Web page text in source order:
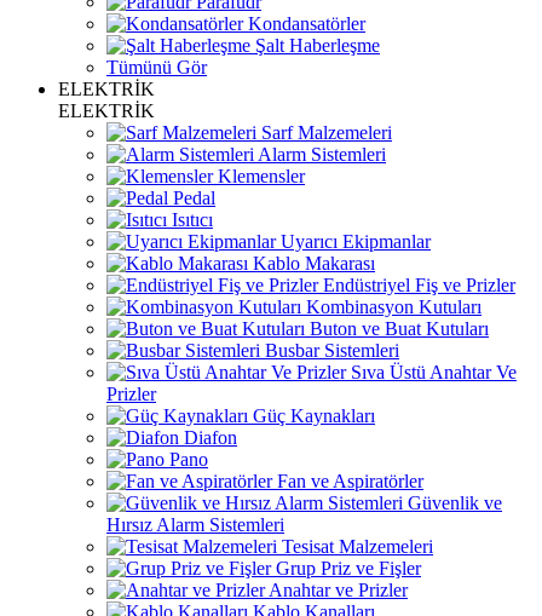
Kondansatörler
Şalt Haberleşme
Tümünü Gör
ELEKTRİK
ELEKTRİK
Sarf Malzemeleri
Alarm Sistemleri
Klemensler
Pedal
Isıtıcı
Uyarıcı Ekipmanlar
Kablo Makarası
Endüstriyel Fiş ve Prizler
Kombinasyon Kutuları
Buton ve Buat Kutuları
Busbar Sistemleri
Sıva Üstü Anahtar Ve
Prizler
Güç Kaynakları
Diafon
Pano
Fan ve Aspiratörler
Güvenlik ve
Hırsız Alarm Sistemleri
Tesisat Malzemeleri
Grup Priz ve Fişler
Anahtar ve Prizler
Kablo Kanalları